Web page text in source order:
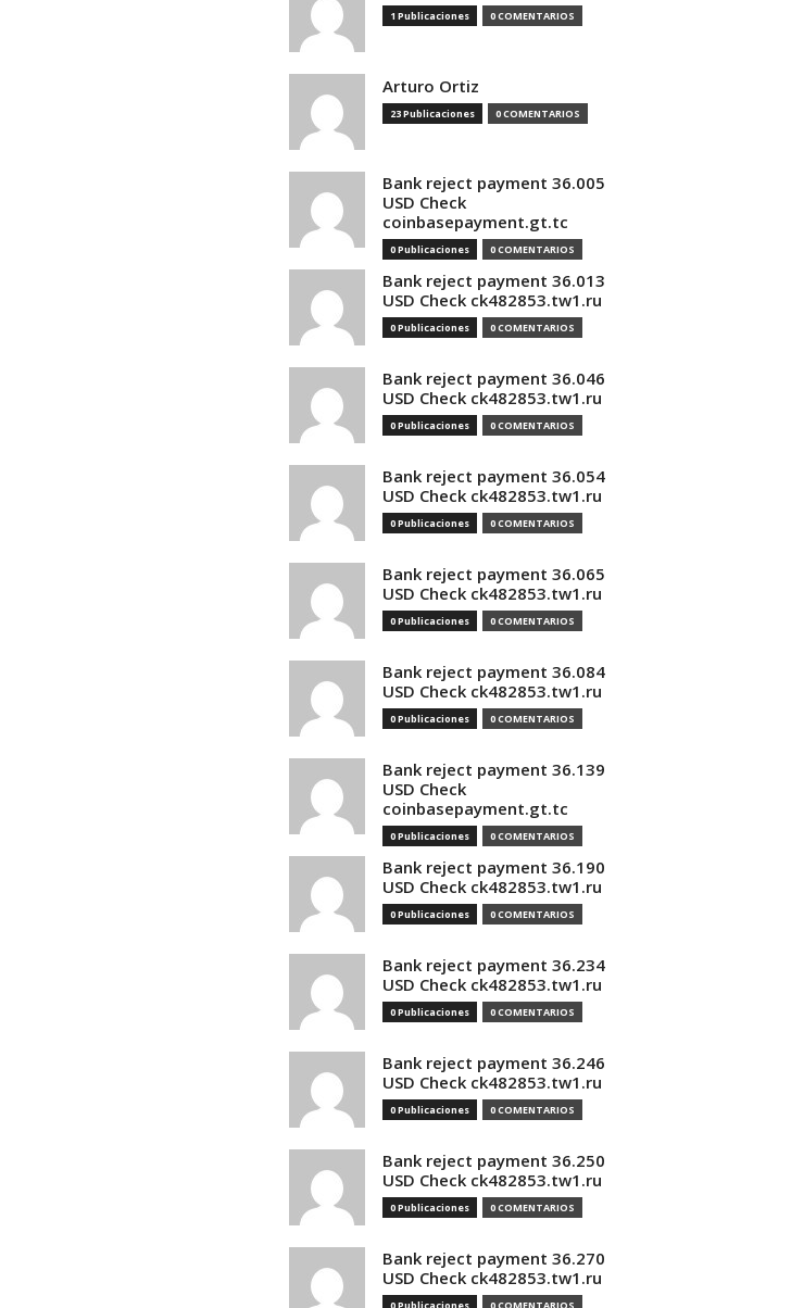
1 Publicaciones 0 COMENTARIOS
Arturo Ortiz
23 Publicaciones 0 COMENTARIOS
Bank reject payment 36.005
USD Check
coinbasepayment.gt.tc
0 Publicaciones 0 COMENTARIOS
Bank reject payment 36.013
USD Check ck482853.tw1.ru
0 Publicaciones 0 COMENTARIOS
Bank reject payment 36.046
USD Check ck482853.tw1.ru
0 Publicaciones 0 COMENTARIOS
Bank reject payment 36.054
USD Check ck482853.tw1.ru
0 Publicaciones 0 COMENTARIOS
Bank reject payment 36.065
USD Check ck482853.tw1.ru
0 Publicaciones 0 COMENTARIOS
Bank reject payment 36.084
USD Check ck482853.tw1.ru
0 Publicaciones 0 COMENTARIOS
Bank reject payment 36.139
USD Check
coinbasepayment.gt.tc
0 Publicaciones 0 COMENTARIOS
Bank reject payment 36.190
USD Check ck482853.tw1.ru
0 Publicaciones 0 COMENTARIOS
Bank reject payment 36.234
USD Check ck482853.tw1.ru
0 Publicaciones 0 COMENTARIOS
Bank reject payment 36.246
USD Check ck482853.tw1.ru
0 Publicaciones 0 COMENTARIOS
Bank reject payment 36.250
USD Check ck482853.tw1.ru
0 Publicaciones 0 COMENTARIOS
Bank reject payment 36.270
USD Check ck482853.tw1.ru